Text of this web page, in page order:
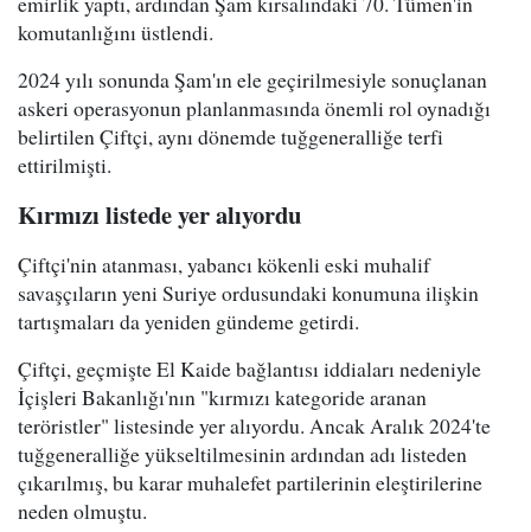
komutanlığını üstlendi.
2024 yılı sonunda Şam'ın ele geçirilmesiyle sonuçlanan
askeri operasyonun planlanmasında önemli rol oynadığı
belirtilen Çiftçi, aynı dönemde tuğgeneralliğe terfi
ettirilmişti.
Kırmızı listede yer alıyordu
Çiftçi'nin atanması, yabancı kökenli eski muhalif
savaşçıların yeni Suriye ordusundaki konumuna ilişkin
tartışmaları da yeniden gündeme getirdi.
Çiftçi, geçmişte El Kaide bağlantısı iddiaları nedeniyle
İçişleri Bakanlığı'nın "kırmızı kategoride aranan
teröristler" listesinde yer alıyordu. Ancak Aralık 2024'te
tuğgeneralliğe yükseltilmesinin ardından adı listeden
çıkarılmış, bu karar muhalefet partilerinin eleştirilerine
neden olmuştu.